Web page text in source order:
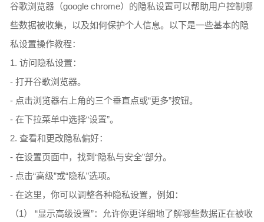
谷歌浏览器（google chrome）的隐私设置可以帮助用户控制哪
些数据被收集，以及如何保护个人信息。以下是一些基本的隐
私设置操作教程：
1. 访问隐私设置：
- 打开谷歌浏览器。
- 点击浏览器右上角的三个垂直点或“更多”按钮。
- 在下拉菜单中选择“设置”。
2. 查看和更改隐私偏好：
- 在设置页面中，找到“隐私与安全”部分。
- 点击“高级”或“隐私”选项。
- 在这里，你可以调整各种隐私设置，例如：
（1） “显示高级设置”：允许你更详细地了解哪些数据正在被收